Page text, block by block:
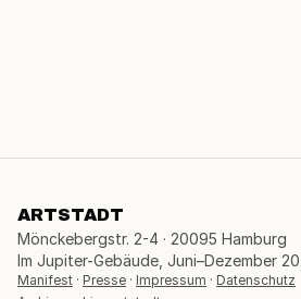
ARTSTADT
Mönckebergstr. 2-4 · 20095 Hamburg
Im Jupiter-Gebäude, Juni–Dezember
Manifest · Presse · Impressum · Datenschutz